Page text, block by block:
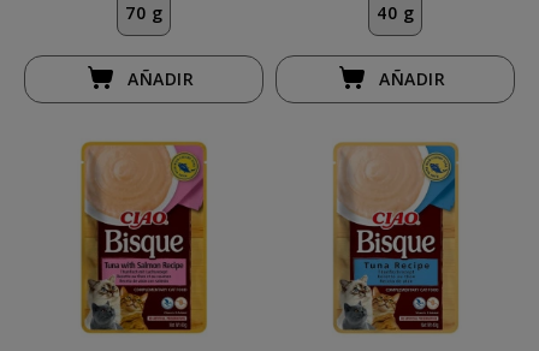
70 g
AÑADIR
40 g
AÑADIR